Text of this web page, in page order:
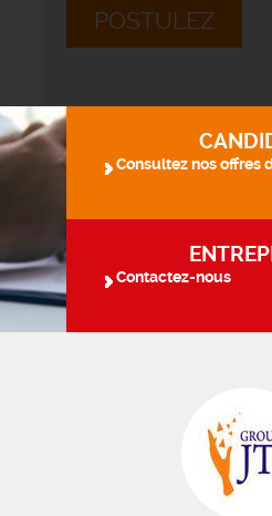
POSTULEZ
Consultez nos offres
Contactez-nous